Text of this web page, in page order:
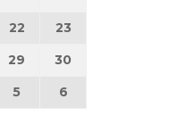
2026
augustus 2026
22 22 augustus 2026
23
2026
augustus 2026
29 29 augustus 2026
30
2026 2026
5 5 september 2026
6